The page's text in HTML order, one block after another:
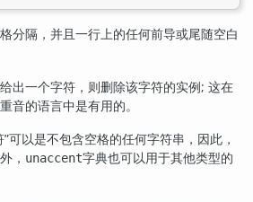
分隔，并且一行上的任何前导或尾随空白
出一个字符，则删除该字符的实例; 这在
音的语言中是有用的。
”可以是不包含空格的任何字符串，因此，
， unaccent字典也可以用于其他类型的